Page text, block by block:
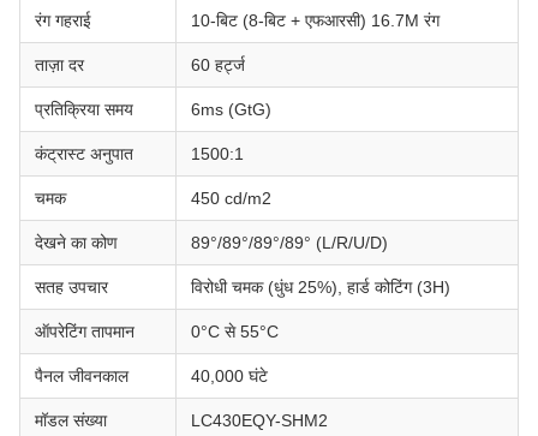
रंग गहराई 10-बिट (8-बिट + एफआरसी) 16.7M रंग
ताज़ा दर 60 हर्ट्ज
प्रतिक्रिया समय 6ms (GtG)
कंट्रास्ट अनुपात 1500:1
चमक 450 cd/m2
देखने का कोण 89°/89°/89°/89° (L/R/U/D)
सतह उपचार विरोधी चमक (धुंध 25%), हार्ड कोटिंग (3H)
ऑपरेटिंग तापमान 0°C से 55°C
पैनल जीवनकाल 40,000 घंटे
मॉडल संख्या LC430EQY-SHM2